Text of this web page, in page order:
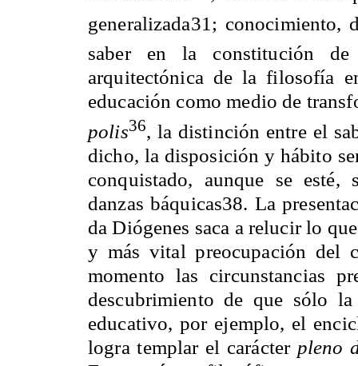
generalizada31; conocimiento,
saber en la constitución
arquitectónica de la filosofía
educación como medio de
polis36, la distinción entre el
dicho, la disposición y hábito
conquistado, aunque se
danzas báquicas38. La
da Diógenes saca a relucir lo
y más vital preocupación del
momento las circunstancias
descubrimiento de que sólo
educativo, por ejemplo, el
logra templar el carácter pleno